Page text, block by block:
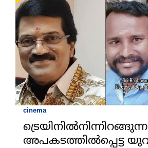
cinema
അപകടത്തില്‍പ്പെട്ട